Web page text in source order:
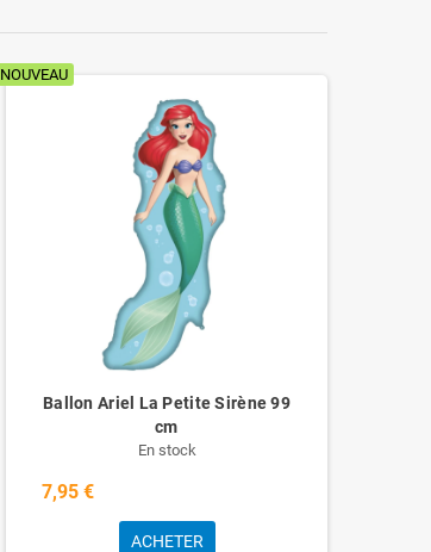
NOUVEAU
Ballon Ariel La Petite Sirène 99
cm
En stock
7,95 €
ACHETER